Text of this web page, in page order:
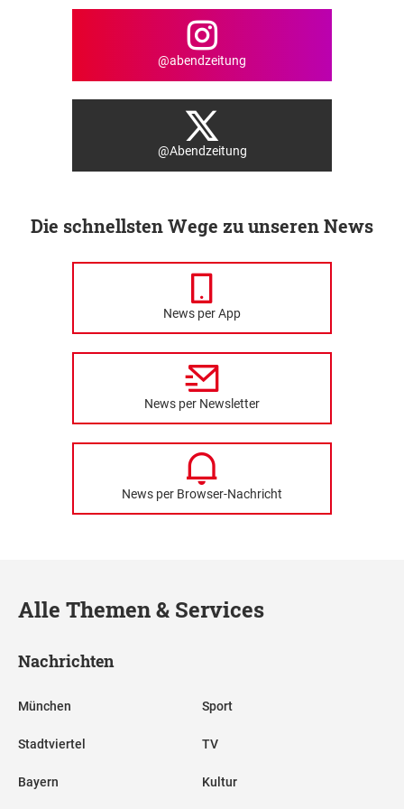
@abendzeitung
@Abendzeitung
Die schnellsten Wege zu unseren News
News per App
News per Newsletter
News per Browser-Nachricht
Alle Themen & Services
Nachrichten
München
Stadtviertel
Bayern
Sport
TV
Kultur